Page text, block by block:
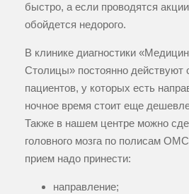
быстро, а если проводятся
обойдется недорого.
В клинике диагностики
Столицы» постоянно действуют
пациентов, у которых есть
ночное время стоит еще
Также в нашем центре можно
головного мозга по полисам
прием надо принести:
направление;